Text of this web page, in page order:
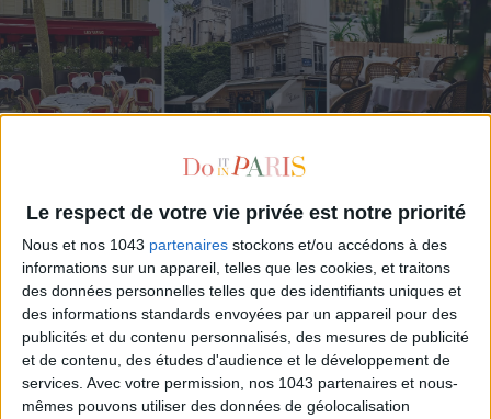
Le respect de votre vie privée est notre priorité
Nous et nos 1043 partenaires stockons et/ou accédons à des
informations sur un appareil, telles que les cookies, et traitons
des données personnelles telles que des identifiants uniques et
des informations standards envoyées par un appareil pour des
publicités et du contenu personnalisés, des mesures de publicité
et de contenu, des études d'audience et le développement de
services. Avec votre permission, nos 1043 partenaires et nous-
mêmes pouvons utiliser des données de géolocalisation
3 SUBLIMES TERRASSES OUVERTES TOUT LE MOIS D’AOÛT